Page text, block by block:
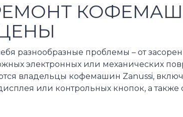
разнообразные проблемы – от
электронных или механических
владельцы кофемашин Zanussi,
или контрольных кнопок, а также